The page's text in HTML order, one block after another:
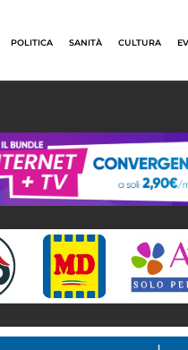
POLITICA SANITÀ CULTURA